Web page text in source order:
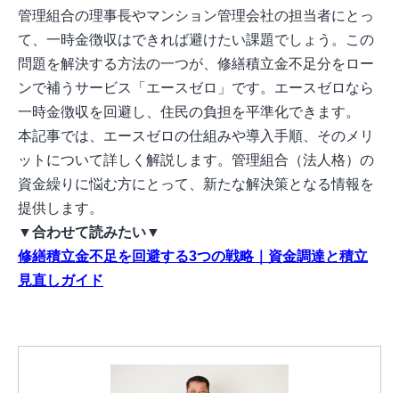
管理組合の理事長やマンション管理会社の担当者にとっ
て、一時金徴収はできれば避けたい課題でしょう。この
問題を解決する方法の一つが、修繕積立金不足分をロー
ンで補うサービス「エースゼロ」です。エースゼロなら
一時金徴収を回避し、住民の負担を平準化できます。
本記事では、エースゼロの仕組みや導入手順、そのメリ
ットについて詳しく解説します。管理組合（法人格）の
資金繰りに悩む方にとって、新たな解決策となる情報を
提供します。
▼合わせて読みたい▼
修繕積立金不足を回避する3つの戦略｜資金調達と積立
見直しガイド